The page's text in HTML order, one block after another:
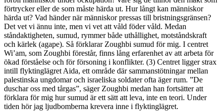
förtrycker eller de som måste härda ut. Hur långt kan människor
härda ut? Vad händer när människor pressas till bristningsgränsen?
Det vet vi ännu inte, men vi vet att våld föder våld. Medan
ståndaktigheten, sumud, rymmer både uthållighet, motståndskraft
och kärlek (agape). Så förklarar Zoughbi sumud för mig. I centret
Wi’am, som Zoughbi förestår, finns lång erfarenhet av att arbeta för
ökad förståelse och för försoning i konflikter. (3) Centret ligger strax
intill flyktinglägret Aida, ett område där sammanstötningar mellan
palestinska ungdomar och israeliska soldater ofta äger rum. ”De
duschar oss med tårgas”, säger Zoughbi medan han fortsätter att
förklara för mig hur sumud är ett sätt att leva, inte en teori. Under
tiden hör jag ljudbomberna krevera inne i flyktinglägret.